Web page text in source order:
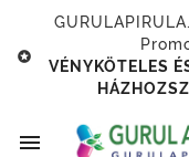

VÉNYKÖTELES
